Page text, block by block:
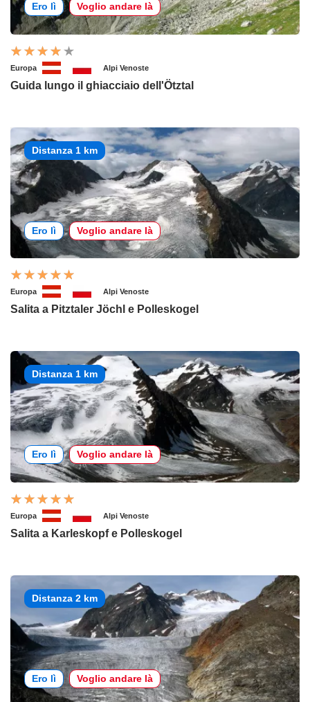
Ero lì Voglio andare là
Europa Alpi Venoste
Guida lungo il ghiacciaio dell'Ötztal
Distanza 1 km
Ero lì Voglio andare là
Europa Alpi Venoste
Salita a Pitztaler Jöchl e Polleskogel
Distanza 1 km
Ero lì Voglio andare là
Europa Alpi Venoste
Salita a Karleskopf e Polleskogel
Distanza 2 km
Ero lì Voglio andare là